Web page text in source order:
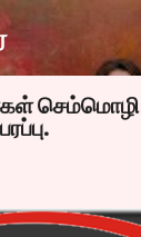
main content
செம்மொழி